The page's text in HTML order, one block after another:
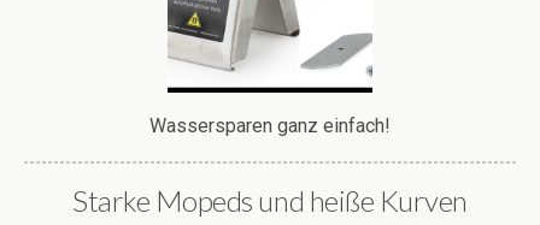
Wassersparen ganz einfach!
Starke Mopeds und heiße Kurven